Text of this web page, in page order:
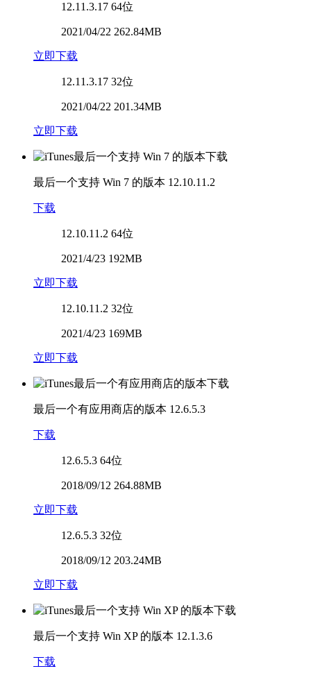
12.11.3.17 64位
2021/04/22 262.84MB
立即下载
12.11.3.17 32位
2021/04/22 201.34MB
立即下载
最后一个支持 Win 7 的版本 12.10.11.2
下载
12.10.11.2 64位
2021/4/23 192MB
立即下载
12.10.11.2 32位
2021/4/23 169MB
立即下载
最后一个有应用商店的版本 12.6.5.3
下载
12.6.5.3 64位
2018/09/12 264.88MB
立即下载
12.6.5.3 32位
2018/09/12 203.24MB
立即下载
最后一个支持 Win XP 的版本 12.1.3.6
下载